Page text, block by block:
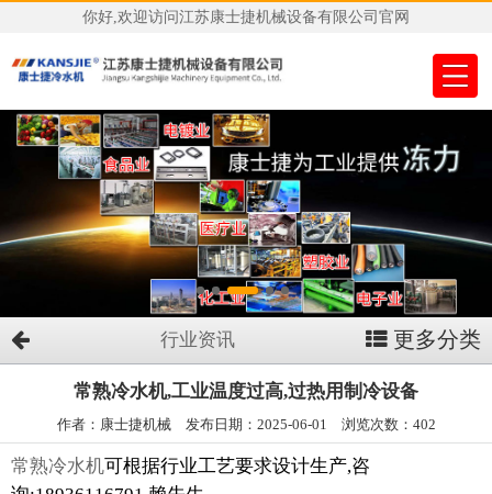
你好,欢迎访问江苏康士捷机械设备有限公司官网
行业资讯 更多分类
常熟冷水机,工业温度过高,过热用制冷设备
作者：康士捷机械 发布日期：2025-06-01 浏览次数：402
常熟冷水机可根据行业工艺要求设计生产,咨